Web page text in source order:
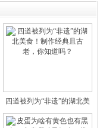
四道被列为“非遗”的湖北美
食！